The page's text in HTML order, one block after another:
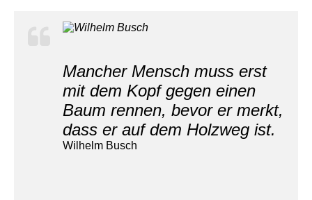
Mancher Mensch muss erst
mit dem Kopf gegen einen
Baum rennen, bevor er merkt,
dass er auf dem Holzweg ist.
Wilhelm Busch